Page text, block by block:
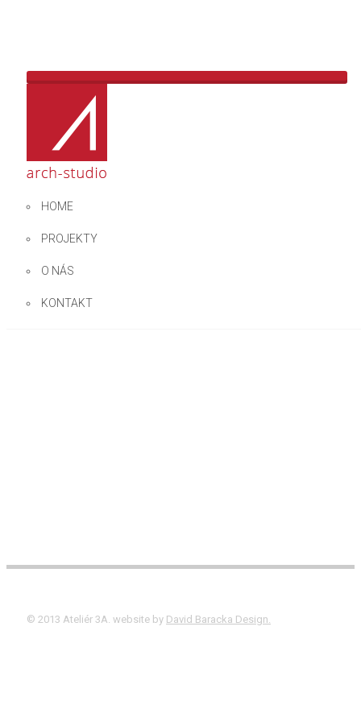
HOME
PROJEKTY
O NÁS
KONTAKT
SPÄŤ
PEDESTRIAN ZONE – TEPLIČKA
© 2013 Ateliér 3A. website by David Baracka Design.